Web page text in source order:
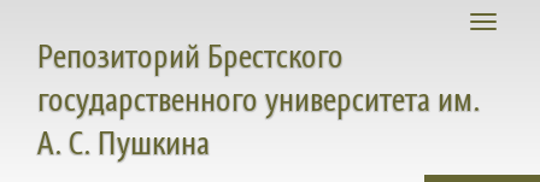
Toggle
Репозиторий Брестского
государственного университета им.
А. С. Пушкина